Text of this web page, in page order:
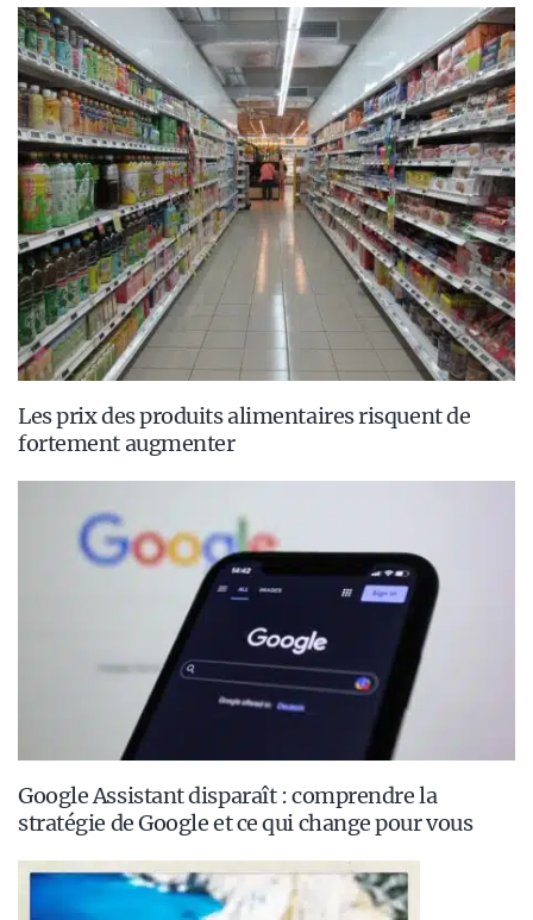
Les prix des produits alimentaires risquent de
fortement augmenter
Google Assistant disparaît : comprendre la
stratégie de Google et ce qui change pour vous